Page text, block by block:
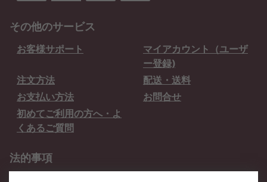
その他のサービス
お客様サポート
マイアカウント（ユーザ
ー登録)
注文方法
配送・送料
お支払い方法
お問合せ
初めてご利用の方へ・よ
くあるご質問
法的事項